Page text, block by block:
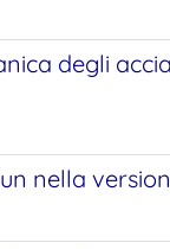
degli
nella